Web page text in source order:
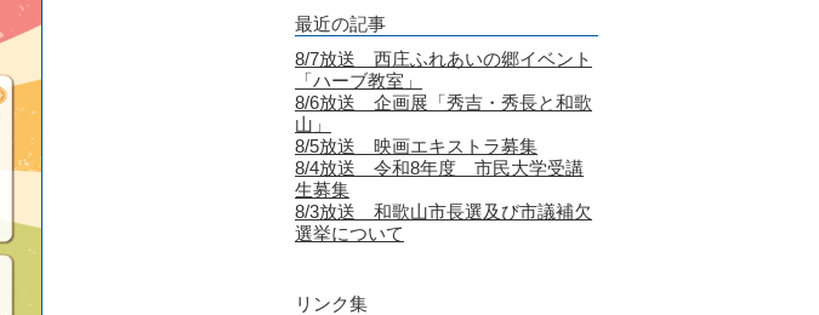
最近の記事
8/7放送 西庄ふれあいの郷イベント
「ハーブ教室」
8/6放送 企画展「秀吉・秀長と和歌
山」
8/5放送 映画エキストラ募集
8/4放送 令和8年度 市民大学受講
生募集
8/3放送 和歌山市長選及び市議補欠
選挙について
リンク集